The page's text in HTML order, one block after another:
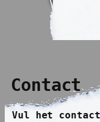
Contact
Vul het